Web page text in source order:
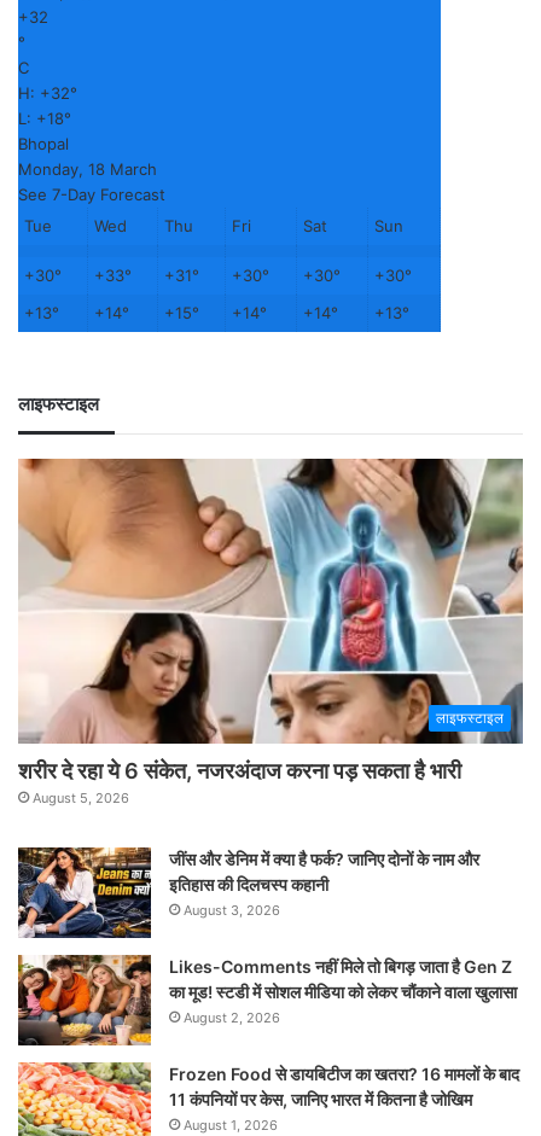
+32
°
C
H: +32°
L: +18°
Bhopal
Monday, 18 March
See 7-Day Forecast
Tue
Wed Thu Fri Sat Sun
+30° +33° +31° +30° +30° +30°
+13° +14° +15° +14° +14° +13°
लाइफस्टाइल
लाइफस्टाइल
शरीर दे रहा ये 6 संकेत, नजरअंदाज करना पड़ सकता है भारी
August 5, 2026
जींस और डेनिम में क्या है फर्क? जानिए दोनों के नाम और
इतिहास की दिलचस्प कहानी
August 3, 2026
Likes-Comments नहीं मिले तो बिगड़ जाता है Gen Z
का मूड! स्टडी में सोशल मीडिया को लेकर चौंकाने वाला खुलासा
August 2, 2026
Frozen Food से डायबिटीज का खतरा? 16 मामलों के बाद
11 कंपनियों पर केस, जानिए भारत में कितना है जोखिम
August 1, 2026